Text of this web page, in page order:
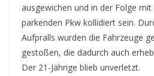
ausgewichen und in der Folge
parkenden Pkw kollidiert sein.
Aufpralls wurden die Fahrzeuge
gestoßen, die dadurch auch
Der 21-Jährige blieb unverletzt.